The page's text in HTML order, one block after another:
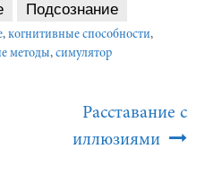
Подсознание
, когнитивные способности,
методы, симулятор
Расставание с
иллюзиями